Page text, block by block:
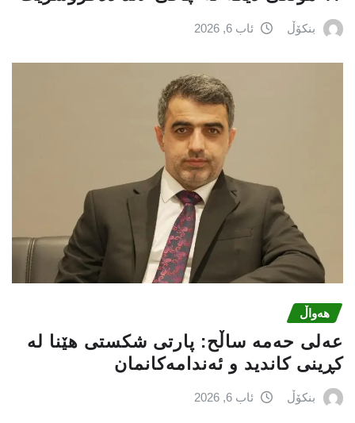
بنکۆڵ ئاب 6, 2026
هەواڵ
عه‌لی‌ حه‌مه‌ ساڵح: پارتی‌ شكستی‌ هێنا له‌
كڕینی‌ كاندید و ئه‌ندامه‌كانمان
بنکۆڵ ئاب 6, 2026